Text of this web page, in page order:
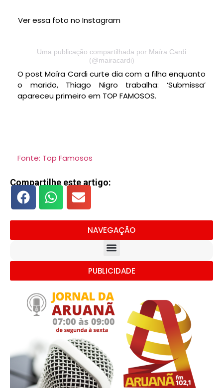
Ver essa foto no Instagram
Uma publicação compartilhada por Maíra Cardi
(@mairacardi)
O post Maíra Cardi curte dia com a filha enquanto
o marido, Thiago Nigro trabalha: ‘Submissa’
apareceu primeiro em TOP FAMOSOS.
Fonte: Top Famosos
Compartilhe este artigo:
NAVEGAÇÃO
PUBLICIDADE